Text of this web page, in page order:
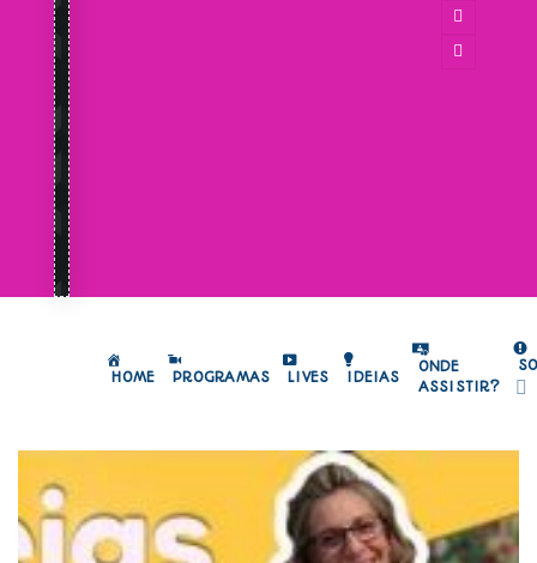
HOME PROGRAMAS LIVES IDEIAS
ONDE
ASSISTIR?